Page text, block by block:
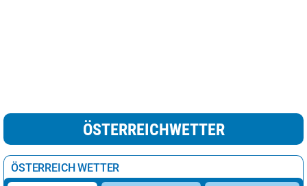
ÖSTERREICHWETTER
ÖSTERREICH WETTER